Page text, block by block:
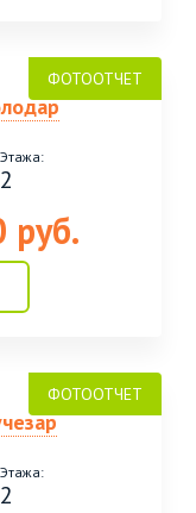
Этажа:
2
руб.
Этажа:
2